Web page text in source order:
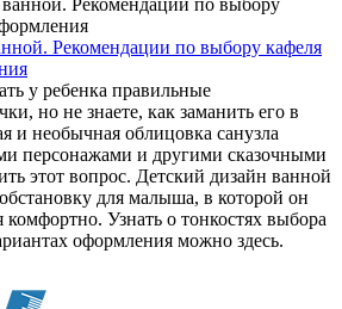
Рекомендации по выбору кафеля
у ребенка правильные
но не знаете, как заманить его в
и необычная облицовка санузла
персонажами и другими сказочными
этот вопрос. Детский дизайн ванной
для малыша, в которой он
комфортно. Узнать о тонкостях выбора
оформления можно здесь.